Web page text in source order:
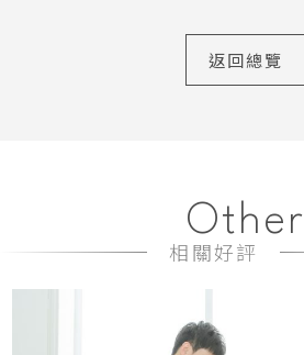
返回總覽
Other
相關好評